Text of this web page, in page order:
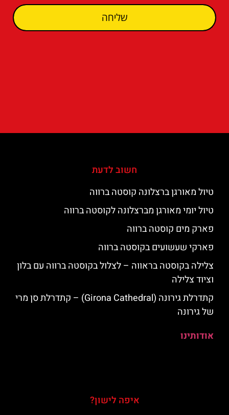
שליחה
חשוב לדעת
טיול מאורגן ברצלונה קוסטה ברווה
טיול יומי מאורגן מברצלונה לקוסטה ברווה
פארק מים קוסטה ברווה
פארקי שעשועים בקוסטה ברווה
צלילה בקוסטה בראווה – לצלול בקוסטה ברווה עם בלון
וציוד צלילה
קתדרלת גירונה (Girona Cathedral) – קתדרלת סן מרי
של גירונה
אודותינו
איפה לישון?